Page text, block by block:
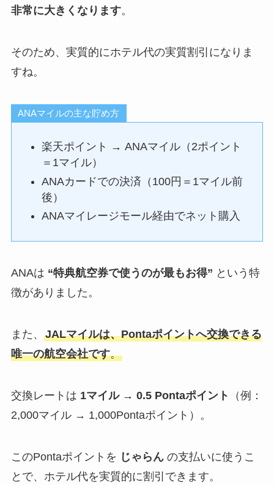
非常に大きくなります。
そのため、実質的にホテル代の実質割引になりま
すね。
ANAマイルの主な貯め方
楽天ポイント → ANAマイル（2ポイント
＝1マイル）
ANAカードでの決済（100円＝1マイル前
後）
ANAマイレージモール経由でネット購入
ANAは “特典航空券で使うのが最もお得” という特
徴がありました。
また、 JALマイルは、Pontaポイントへ交換できる
唯一の航空会社です。
交換レートは 1マイル → 0.5 Pontaポイント
（例：
2,000マイル → 1,000Pontaポイント）。
このPontaポイントを じゃらんの支払いに使うこ
とで、ホテル代を実質的に割引できます。